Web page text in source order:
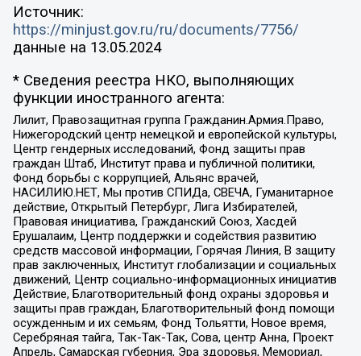
Источник:
https://minjust.gov.ru/ru/documents/7756/
данные на 13.05.2024
* Сведения реестра НКО, выполняющих
функции иностранного агента:
Лилит, Правозащитная группа Гражданин.Армия.Право,
Нижегородский центр немецкой и европейской культуры,
Центр гендерных исследований, Фонд защиты прав
граждан Штаб, Институт права и публичной политики,
Фонд борьбы с коррупцией, Альянс врачей,
НАСИЛИЮ.НЕТ, Мы против СПИДа, СВЕЧА, Гуманитарное
действие, Открытый Петербург, Лига Избирателей,
Правовая инициатива, Гражданский Союз, Хасдей
Ерушалаим, Центр поддержки и содействия развитию
средств массовой информации, Горячая Линия, В защиту
прав заключенных, Институт глобализации и социальных
движений, Центр социально-информационных инициатив
Действие, Благотворительный фонд охраны здоровья и
защиты прав граждан, Благотворительный фонд помощи
осужденным и их семьям, Фонд Тольятти, Новое время,
Серебряная тайга, Так-Так-Так, Сова, центр Анна, Проект
Апрель, Самарская губерния, Эра здоровья, Мемориал,